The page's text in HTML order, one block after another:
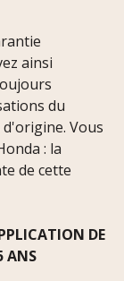
ainsi
du
Vous
: la
de cette
DE
ANS